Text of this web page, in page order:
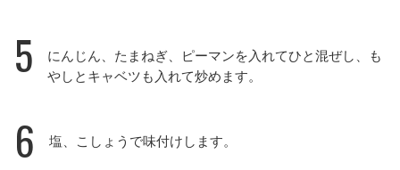
5
にんじん、たまねぎ、ピーマンを入れてひと混ぜし、も
やしとキャベツも入れて炒めます。
6 塩、こしょうで味付けします。